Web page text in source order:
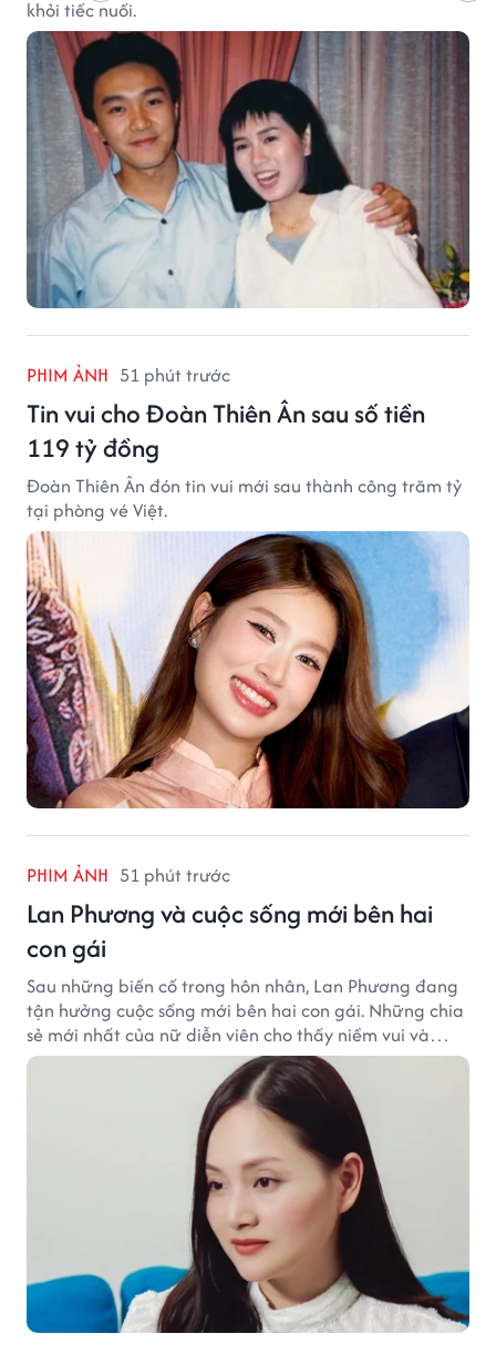
khỏi tiếc nuối.
PHIM ẢNH 51 phút trước
Tin vui cho Đoàn Thiên Ân sau số tiền
119 tỷ đồng
Đoàn Thiên Ân đón tin vui mới sau thành công trăm tỷ
tại phòng vé Việt.
PHIM ẢNH 51 phút trước
Lan Phương và cuộc sống mới bên hai
con gái
Sau những biến cố trong hôn nhân, Lan Phương đang
tận hưởng cuộc sống mới bên hai con gái. Những chia
sẻ mới nhất của nữ diễn viên cho thấy niềm vui và
hạnh phúc hiện tại đến từ những điều bình dị mỗi